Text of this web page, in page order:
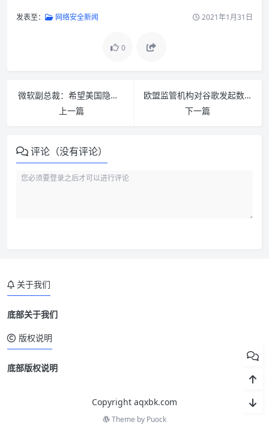
发表至： 网络安全新闻 2021年1月31日
0
微软副总裁：希望美国隐私立法让科技公司承担责任
上一篇
欧盟监管机构对谷歌发起数据隐私相关调查
下一篇
评论（没有评论）
关于我们
底部关于我们
版权说明
底部版权说明
Copyright aqxbk.com
Theme by Puock